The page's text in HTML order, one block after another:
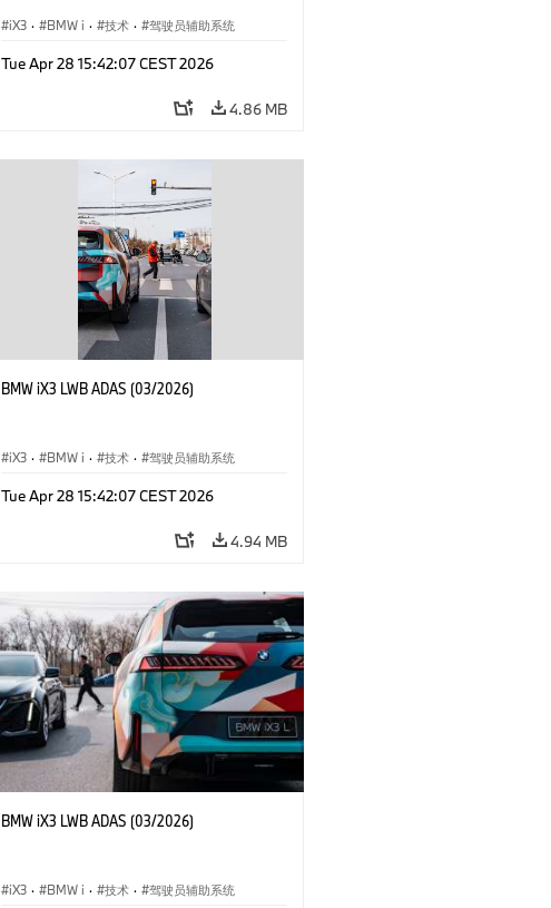
iX3 · BMW i · 技术 · 驾驶员辅助系统
Tue Apr 28 15:42:07 CEST 2026
4.86 MB
BMW iX3 LWB ADAS (03/2026)
iX3 · BMW i · 技术 · 驾驶员辅助系统
Tue Apr 28 15:42:07 CEST 2026
4.94 MB
BMW iX3 LWB ADAS (03/2026)
iX3 · BMW i · 技术 · 驾驶员辅助系统